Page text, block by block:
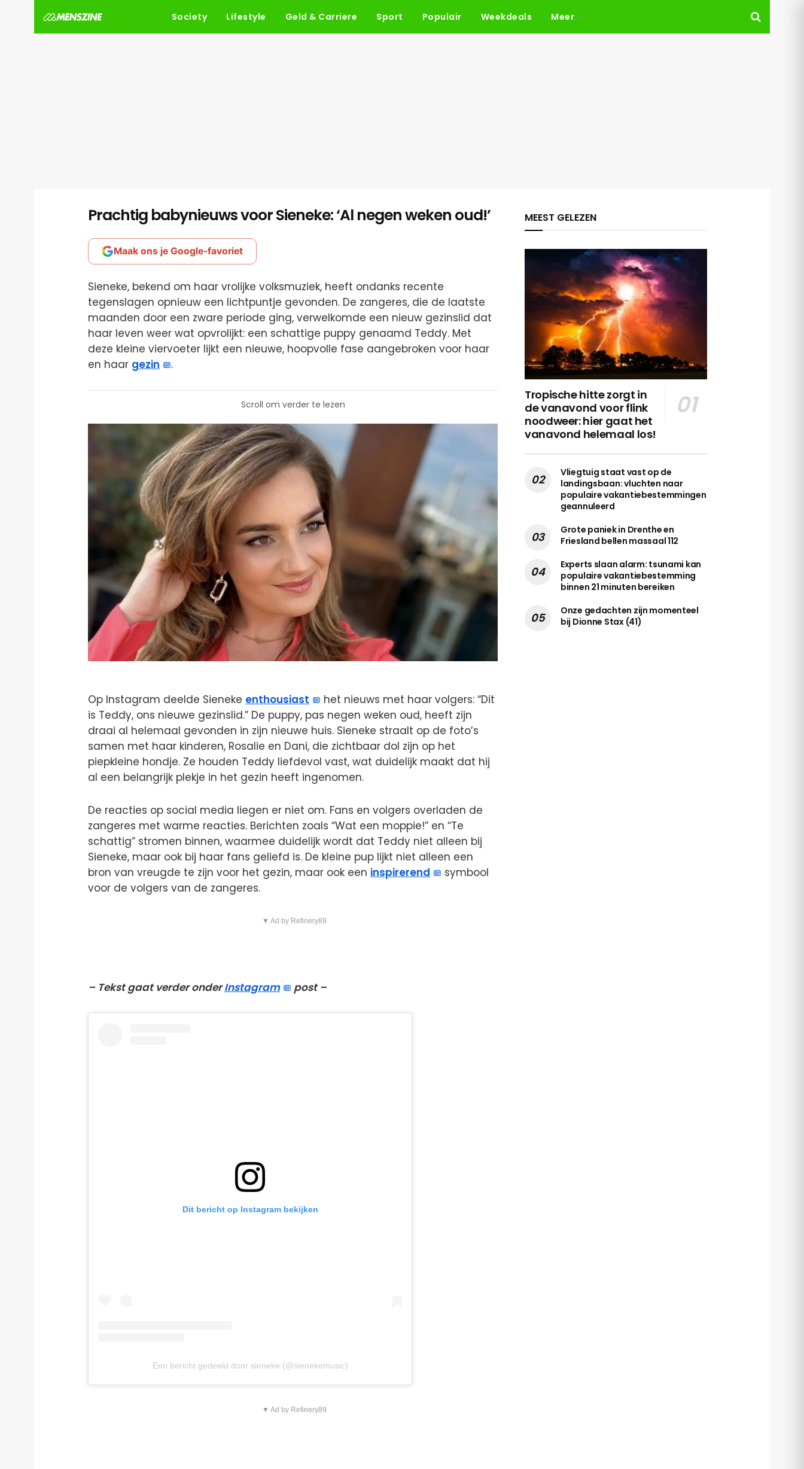
Society Lifestyle Geld & Carriere Sport Populair Weekdeals Meer
Prachtig babynieuws voor Sieneke: ‘Al negen weken oud!’
Maak ons je Google-favoriet
Sieneke, bekend om haar vrolijke volksmuziek, heeft ondanks recente
tegenslagen opnieuw een lichtpuntje gevonden. De zangeres, die de laatste
maanden door een zware periode ging, verwelkomde een nieuw gezinslid dat
haar leven weer wat opvrolijkt: een schattige puppy genaamd Teddy. Met
deze kleine viervoeter lijkt een nieuwe, hoopvolle fase aangebroken voor haar
en haar gezin .
Scroll om verder te lezen
Op Instagram deelde Sieneke enthousiast
het nieuws met haar volgers: “Dit
is Teddy, ons nieuwe gezinslid.” De puppy, pas negen weken oud, heeft zijn
draai al helemaal gevonden in zijn nieuwe huis. Sieneke straalt op de foto’s
samen met haar kinderen, Rosalie en Dani, die zichtbaar dol zijn op het
piepkleine hondje. Ze houden Teddy liefdevol vast, wat duidelijk maakt dat hij
al een belangrijk plekje in het gezin heeft ingenomen.
De reacties op social media liegen er niet om. Fans en volgers overladen de
zangeres met warme reacties. Berichten zoals “Wat een moppie!” en “Te
schattig” stromen binnen, waarmee duidelijk wordt dat Teddy niet alleen bij
Sieneke, maar ook bij haar fans geliefd is. De kleine pup lijkt niet alleen een
bron van vreugde te zijn voor het gezin, maar ook een inspirerend
symbool
voor de volgers van de zangeres.
▼ Ad by Refinery89
– Tekst gaat verder onderInstagram post –
Dit bericht op Instagram bekijken
Een bericht gedeeld door sieneke (@sienekemusic)
▼ Ad by Refinery89
MEEST GELEZEN
Tropische hitte zorgt in
de vanavond voor flink
noodweer: hier gaat het
vanavond helemaal los!
Vliegtuig staat vast op de
landingsbaan: vluchten naar
populaire vakantiebestemmingen
geannuleerd
Grote paniek in Drenthe en
Friesland bellen massaal 112
Experts slaan alarm: tsunami kan
populaire vakantiebestemming
binnen 21 minuten bereiken
Onze gedachten zijn momenteel
bij Dionne Stax (41)